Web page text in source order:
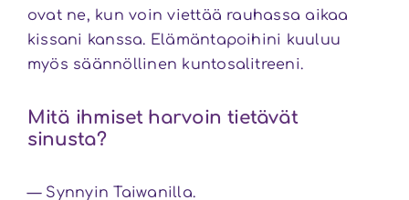
ovat ne, kun voin viettää rauhassa aikaa
kissani kanssa. Elämäntapoihini kuuluu
myös säännöllinen kuntosalitreeni.
Mitä ihmiset harvoin tietävät
sinusta?
— Synnyin Taiwanilla.